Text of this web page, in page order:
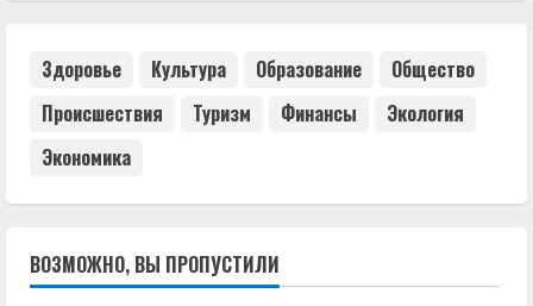
Здоровье Культура Образование
Общество
Происшествия
Туризм Финансы
Экология
Экономика
ВОЗМОЖНО, ВЫ ПРОПУСТИЛИ